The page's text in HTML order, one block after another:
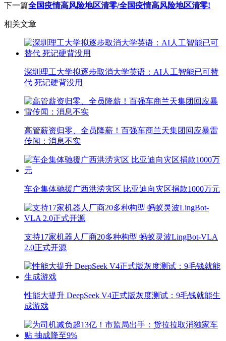
下一篇全国疫情高风险地区清零/全国疫情高风险地区清零!
相关文章
深圳理工大学拟逐步取消大学英语：AI人工智能已可替
代 死记硬背没用
高管薪资归零、全员降薪！百强车商兰天集团回应暴雷
传闻：消息不实
车企集体驰援广西洪涝灾区 比亚迪向灾区捐款1000万元
支持17家机器人厂商20多种构型 蚂蚁灵波LingBot-VLA
2.0正式开源
性能大提升 DeepSeek V4正式版灰度测试：9毛钱就能生
成游戏